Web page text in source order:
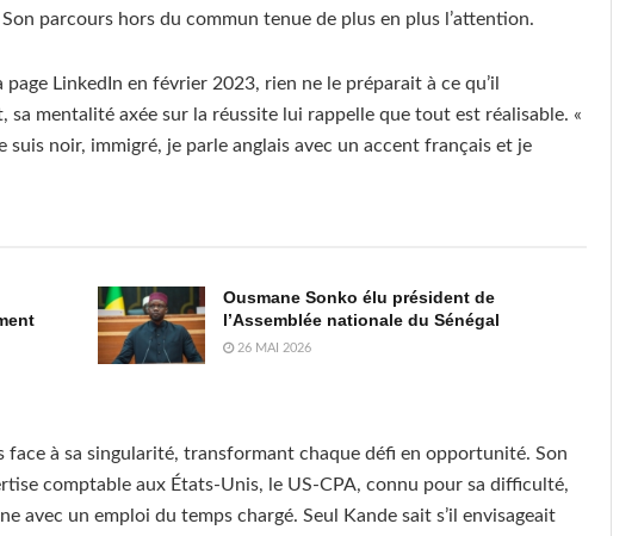
parcours hors du commun tenue de plus en plus l’attention.
LinkedIn en février 2023, rien ne le préparait à ce qu’il
mentalité axée sur la réussite lui rappelle que tout est réalisable. «
suis noir, immigré, je parle anglais avec un accent français et je
Ousmane Sonko élu président de
l’Assemblée nationale du Sénégal
26 MAI 2026
face à sa singularité, transformant chaque défi en opportunité. Son
comptable aux États-Unis, le US-CPA, connu pour sa difficulté,
avec un emploi du temps chargé. Seul Kande sait s’il envisageait